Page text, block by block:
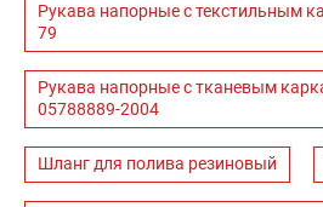
Рукава напорные с текстильным
79
Рукава напорные с тканевым
05788889-2004
Шланг для полива резиновый